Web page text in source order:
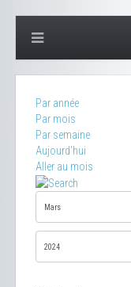
Par année
Par mois
Par semaine
Aujourd'hui
Aller au mois